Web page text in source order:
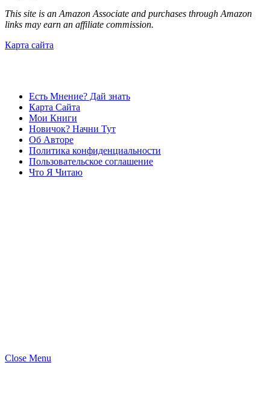
This site is an Amazon Associate and purchases through Amazon
links may earn an affiliate commission.
Карта сайта
Есть Мнение? Дай знать
Карта Сайта
Мои Книги
Новичок? Начни Тут
Об Авторе
Политика конфиденциальности
Пользовательское соглашение
Что Я Читаю
Close Menu